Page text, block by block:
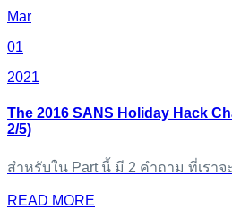
Mar
01
2021
The 2016 SANS Holiday Hack
2/5)
สำหรับใน Part นี้ มี 2 คำถาม ที่เรา
READ MORE